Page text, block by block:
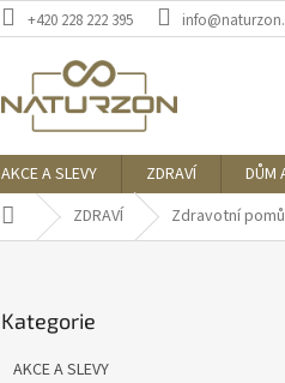
+420 228 222 395
AKCE A SLEVY ZDRAVÍ DŮM
Domů ZDRAVÍ Zdravotní
kategorie
Kategorie
AKCE A SLEVY